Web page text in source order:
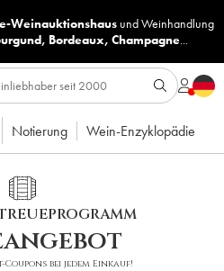
Weinauktionshaus undWeinhandlung
, Bordeaux, Champagne...
Notierung Wein-Enzyklopädie
Coupons bei jedem Einkauf!